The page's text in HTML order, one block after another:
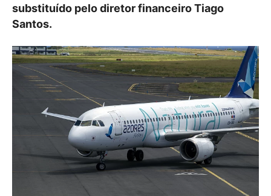
substituído pelo diretor financeiro Tiago
Santos.